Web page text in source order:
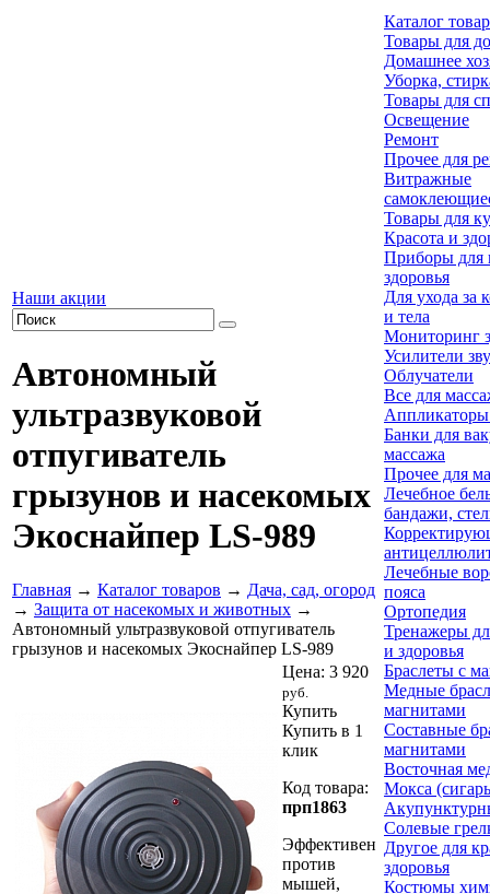
Наши акции
Автономный
ультразвуковой
отпугиватель
грызунов и насекомых
Экоснайпер LS-989
Главная → Каталог товаров → Дача, сад, огород
→ Защита от насекомых и животных →
Автономный ультразвуковой отпугиватель
грызунов и насекомых Экоснайпер LS-989
Цена: 3 920
руб.
Купить
Купить в 1
клик
Код товара:
прп1863
Эффективен
против
мышей,
Каталог
Товары для
Домашнее
Уборка,
Товары для
Освещение
Ремонт
Прочее для
Витражные
Товары для
Красота и
Приборы для
здоровья
Для ухода за
и тела
Мониторинг
Усилители
Облучатели
Все для
Банки для
массажа
Прочее для
Лечебное
бандажи,
Лечебные
пояса
Ортопедия
Тренажеры
и здоровья
Браслеты с
Медные
магнитами
Составные
магнитами
Восточная
Мокса
Солевые
Другое для
здоровья
Костюмы